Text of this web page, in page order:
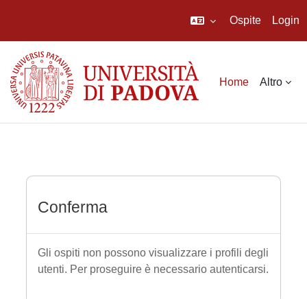
Ospite Login
Home Altro
Conferma
Gli ospiti non possono visualizzare i profili degli
utenti. Per proseguire è necessario autenticarsi.